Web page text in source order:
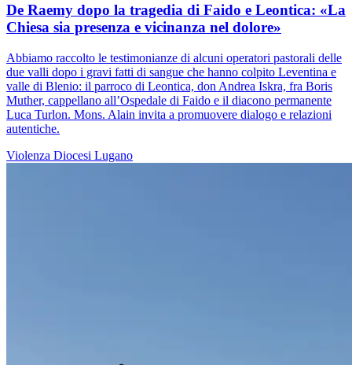
De Raemy dopo la tragedia di Faido e Leontica: «La
Chiesa sia presenza e vicinanza nel dolore»
Abbiamo raccolto le testimonianze di alcuni operatori pastorali delle
due valli dopo i gravi fatti di sangue che hanno colpito Leventina e
valle di Blenio: il parroco di Leontica, don Andrea Iskra, fra Boris
Muther, cappellano all’Ospedale di Faido e il diacono permanente
Luca Turlon. Mons. Alain invita a promuovere dialogo e relazioni
autentiche.
Violenza Diocesi Lugano